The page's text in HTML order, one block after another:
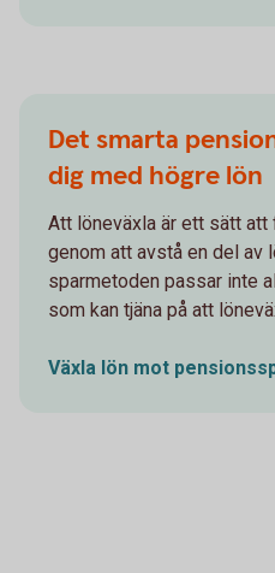
Det smarta
dig med högre lön
Att löneväxla är ett sätt att
genom att avstå en del av
sparmetoden passar inte
som kan tjäna på att
Växla lön mot